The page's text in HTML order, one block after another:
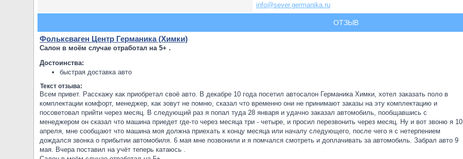
info@sever.germanika.ru
ОТЗЫВ
Фольксваген Центр Германика (Химки)
Салон в моём случае отработал на 5+ .
Достоинства:
быстрая доставка авто
Текст отзыва:
Всем привет. Расскажу как приобретал своё авто. В декабре 10 года посетил автосалон Германика Химки, хотел заказать поло в
комплектации комфорт, менеджер, как зовут не помню, сказал что временно они не принимают заказы на эту комплектацию и
посоветовал прийти через месяц. В следующий раз я попал туда 28 января и удачно заказал автомобиль, пообщавшись с
менеджером он сказал что машина приедет где-то через месяца три - четыре, и просил перезвонить через месяц. Ну и вот звоню я 10
апреля, мне сообщают что машина моя должна приехать к концу месяца или началу следующего, после чего я с нетерпением
дождался звонка о прибытии автомобиля. 6 мая мне позвонили и я помчался смотреть и доплачивать за автомобиль. Забрал авто 9
мая. Вчера поставил на учёт теперь катаюсь .